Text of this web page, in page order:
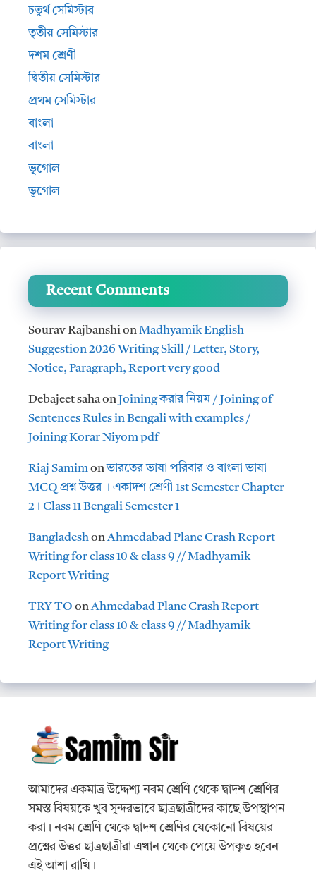
চতুর্থ সেমিস্টার
তৃতীয় সেমিস্টার
দশম শ্রেণী
দ্বিতীয় সেমিস্টার
প্রথম সেমিস্টার
বাংলা
বাংলা
ভূগোল
ভূগোল
Recent Comments
Sourav RajbanshionMadhyamik English
Suggestion 2026 Writing Skill / Letter, Story,
Notice, Paragraph, Report very good
Debajeet sahaonJoining করার নিয়ম / Joining of
Sentences Rules in Bengali with examples /
Joining Korar Niyom pdf
Riaj Samimonভারতের ভাষা পরিবার ও বাংলা ভাষা
MCQ প্রশ্ন উত্তর । একাদশ শ্রেণী 1st Semester Chapter
2। Class 11 Bengali Semester 1
BangladeshonAhmedabad Plane Crash Report
Writing for class 10 & class 9 // Madhyamik
Report Writing
TRY TO onAhmedabad Plane Crash Report
Writing for class 10 & class 9 // Madhyamik
Report Writing
আমাদের একমাত্র উদ্দেশ্য নবম শ্রেণি থেকে দ্বাদশ শ্রেণির
সমস্ত বিষয়কে খুব সুন্দরভাবে ছাত্রছাত্রীদের কাছে উপস্থাপন
করা। নবম শ্রেণি থেকে দ্বাদশ শ্রেণির যেকোনো বিষয়ের
প্রশ্নের উত্তর ছাত্রছাত্রীরা এখান থেকে পেয়ে উপকৃত হবেন
এই আশা রাখি।